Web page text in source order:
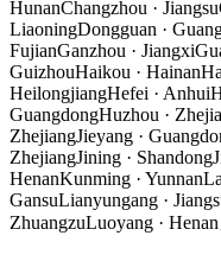
HunanChangzhou · Jiangsu
LiaoningDongguan ·
FujianGanzhou · Jiangxi
GuizhouHaikou · Hainan
HeilongjiangHefei · Anhui
GuangdongHuzhou ·
ZhejiangJieyang ·
ZhejiangJining · Shandong
HenanKunming · Yunnan
GansuLianyungang ·
ZhuangzuLuoyang · Henan